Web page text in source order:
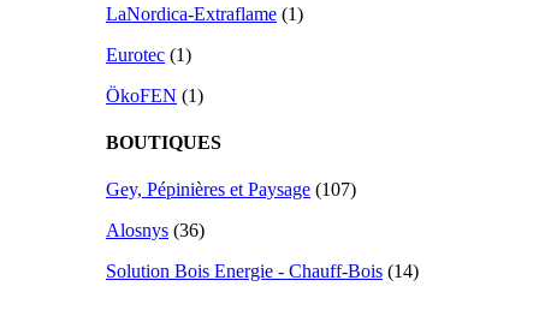
LaNordica-Extraflame (1)
Eurotec (1)
ÖkoFEN (1)
BOUTIQUES
Gey, Pépinières et Paysage (107)
Alosnys (36)
Solution Bois Energie - Chauff-Bois (14)